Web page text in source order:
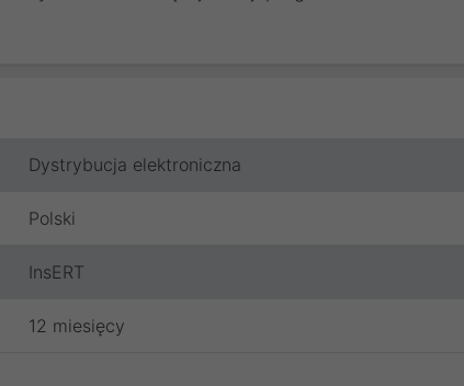
Dystrybucja elektroniczna
Polski
InsERT
12 miesięcy